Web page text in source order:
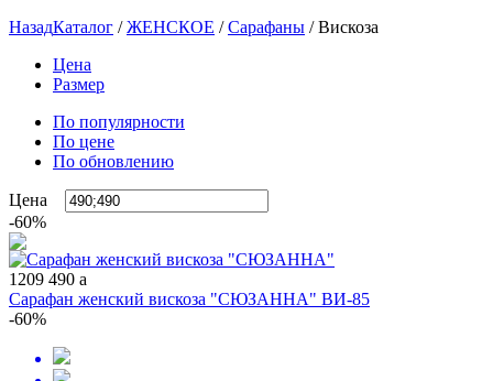
НазадКаталог /ЖЕНСКОЕ /Сарафаны /Вискоза
Цена
Размер
По популярности
По цене
По обновлению
Цена
-60%
1209 490 a
Сарафан женский вискоза "СЮЗАННА" ВИ-85
-60%